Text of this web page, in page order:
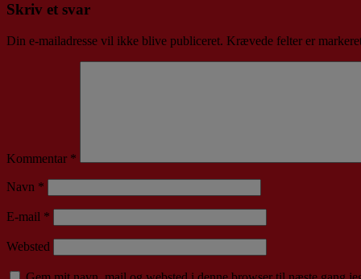
Skriv et svar
Din e-mailadresse vil ikke blive publiceret. Krævede felter er
Kommentar *
Navn *
E-mail *
Websted